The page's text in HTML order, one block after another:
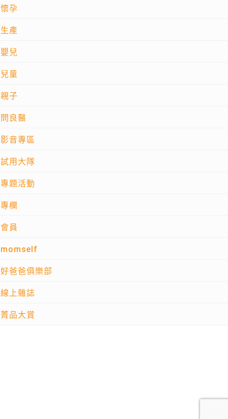
懷孕
生產
嬰兒
兒童
親子
問良醫
影音專區
試用大隊
專題活動
專欄
會員
momself
好爸爸俱樂部
線上雜誌
菁品大賞